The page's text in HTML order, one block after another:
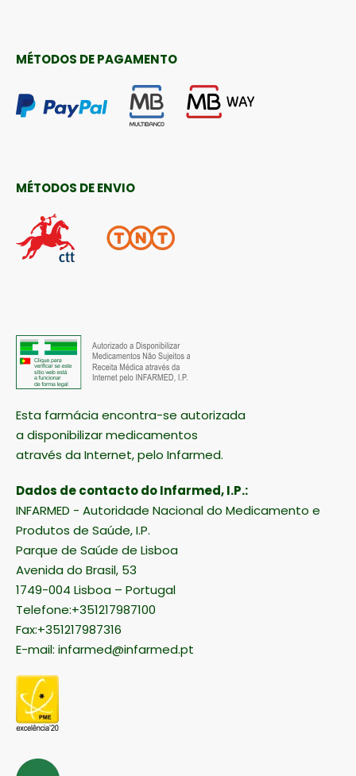
MÉTODOS DE PAGAMENTO
MÉTODOS DE ENVIO
Esta farmácia encontra-se autorizada
a disponibilizar medicamentos
através da Internet, pelo Infarmed.
Dados de contacto do Infarmed, I.P.:
INFARMED - Autoridade Nacional do Medicamento e
Produtos de Saúde, I.P.
Parque de Saúde de Lisboa
Avenida do Brasil, 53
1749-004 Lisboa – Portugal
Telefone:+351217987100
Fax:+351217987316
E-mail: infarmed@infarmed.pt